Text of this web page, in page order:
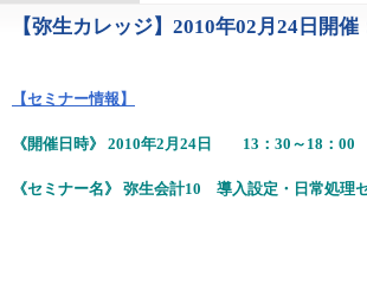
【弥生カレッジ】2010年02月24日開
【セミナー情報】
《開催日時》 2010年2月24日 13：30～18：00
《セミナー名》 弥生会計10 導入設定・日常処理